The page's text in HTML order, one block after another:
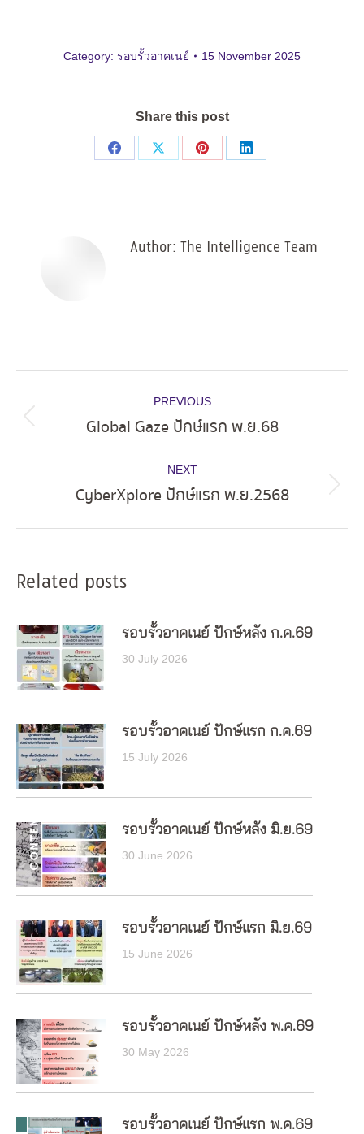
Category: รอบรั้วอาคเนย์ 15 November 2025
Share this post
Share
Share
Share
Share
Author: The Intelligence Team
navigation
PREVIOUS
Previous
Global Gaze ปักษ์แรก พ.ย.68
NEXT
Next
CyberXplore ปักษ์แรก พ.ย.2568
Related posts
รอบรั้วอาคเนย์ ปักษ์หลัง ก.ค.69
30 July 2026
รอบรั้วอาคเนย์ ปักษ์แรก ก.ค.69
15 July 2026
รอบรั้วอาคเนย์ ปักษ์หลัง มิ.ย.69
30 June 2026
รอบรั้วอาคเนย์ ปักษ์แรก มิ.ย.69
15 June 2026
รอบรั้วอาคเนย์ ปักษ์หลัง พ.ค.69
30 May 2026
รอบรั้วอาคเนย์ ปักษ์แรก พ.ค.69